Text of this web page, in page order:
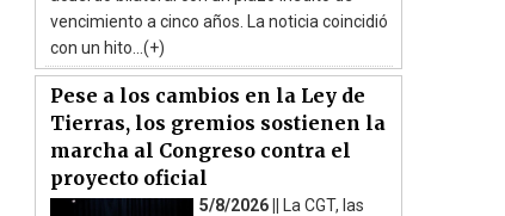
vencimiento a cinco años. La noticia coincidió
con un hito...(+)
Pese a los cambios en la Ley de
Tierras, los gremios sostienen la
marcha al Congreso contra el
proyecto oficial
5/8/2026 ||
La CGT, las